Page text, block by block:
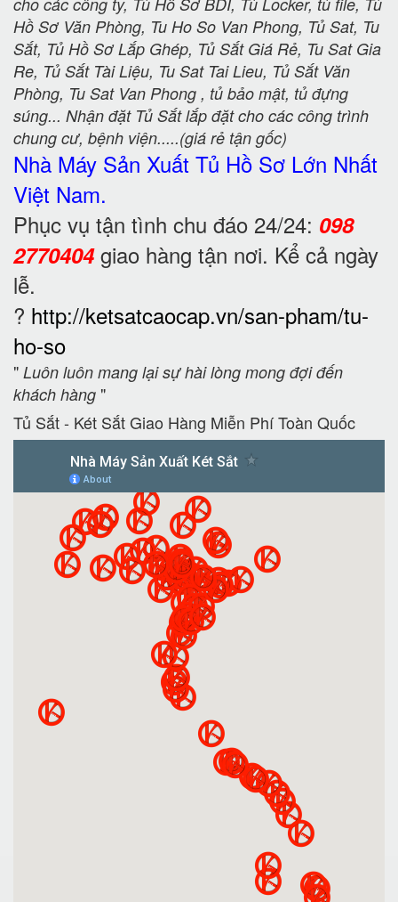
Hồ Sơ Văn Phòng, Tu Ho So Van Phong, Tủ Sat, Tu
Sắt, Tủ Hồ Sơ Lắp Ghép, Tủ Sắt Giá Rẻ, Tu Sat Gia
Re, Tủ Sắt Tài Liệu, Tu Sat Tai Lieu, Tủ Sắt Văn
Phòng, Tu Sat Van Phong , tủ bảo mật, tủ đựng
súng... Nhận đặt Tủ Sắt lắp đặt cho các công trình
chung cư, bệnh viện.....(giá rẻ tận gốc)
Nhà Máy Sản Xuất Tủ Hồ Sơ Lớn Nhất
Việt Nam.
Phục vụ tận tình chu đáo 24/24: 098
2770404giao hàng tận nơi. Kể cả ngày
lễ.
? http://ketsatcaocap.vn/san-pham/tu-
ho-so
" Luôn luôn mang lại sự hài lòng mong đợi đến
khách hàng "
Tủ Sắt - Két Sắt Giao Hàng Miễn Phí Toàn Quốc